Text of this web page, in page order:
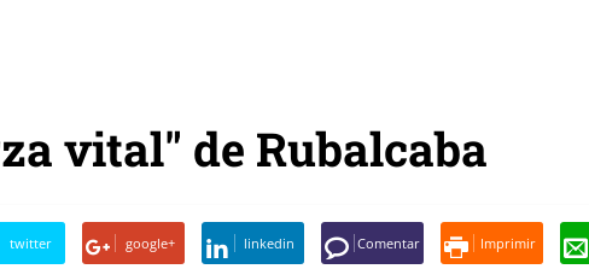
vital" de Rubalcaba
twitter google+ linkedin Comentar Imprimir